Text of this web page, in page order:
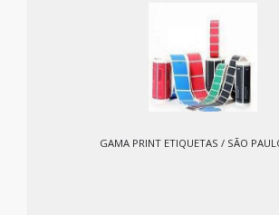
GAMA PRINT ETIQUETAS / SÃO